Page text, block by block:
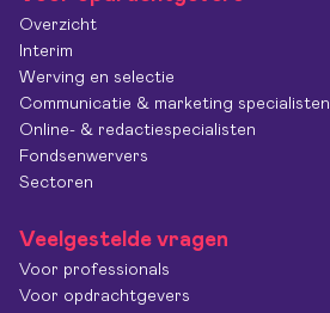
Overzicht
Interim
Werving en selectie
Communicatie & marketing specialisten
Online- & redactiespecialisten
Fondsenwervers
Sectoren
Veelgestelde vragen
Voor professionals
Voor opdrachtgevers